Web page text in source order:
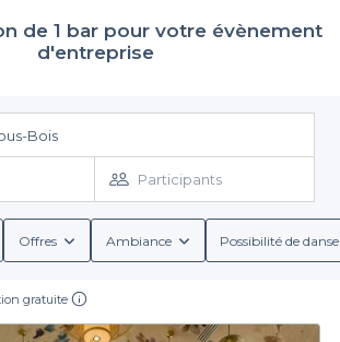
de 1 bar pour votre évènement
d'entreprise
Bois
Participants
Offres Ambiance Possibilité de
gratuite